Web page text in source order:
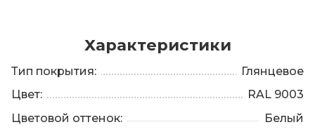
Характеристики
Тип покрытия:
Глянцевое
Цвет:
RAL 9003
Цветовой оттенок:
Белый